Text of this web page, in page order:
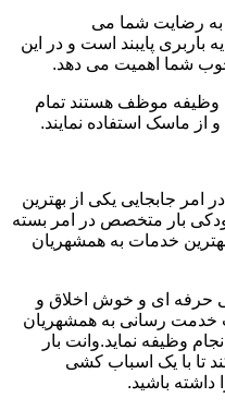
به رضایت شما می
باربری پایبند است و در این
شما اهمیت می دهد.
وظیفه موظف هستند تمام
از ماسک استفاده نمایند.
امر جابجایی یکی از بهترین
بار متخصص در امر بسته
خدمات به همشهریان
حرفه ای و خوش اخلاق و
رسانی به همشهریان
وظیفه نماید.وانت بار
تا با یک اسباب کشی
باشید.